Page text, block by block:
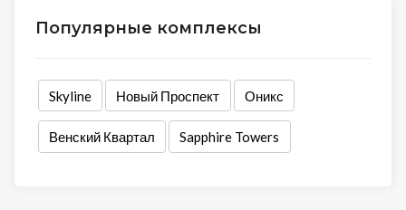
Популярные комплексы
Skyline Новый Проспект Оникс
Венский Квартал Sapphire Towers